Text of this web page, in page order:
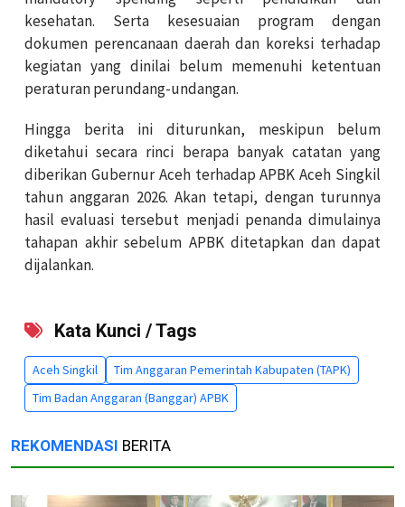
kesehatan. Serta kesesuaian program dengan
dokumen perencanaan daerah dan koreksi terhadap
kegiatan yang dinilai belum memenuhi ketentuan
peraturan perundang-undangan.
Hingga berita ini diturunkan, meskipun belum
diketahui secara rinci berapa banyak catatan yang
diberikan Gubernur Aceh terhadap APBK Aceh Singkil
tahun anggaran 2026. Akan tetapi, dengan turunnya
hasil evaluasi tersebut menjadi penanda dimulainya
tahapan akhir sebelum APBK ditetapkan dan dapat
dijalankan.
Kata Kunci / Tags
Aceh Singkil
Tim Anggaran Pemerintah Kabupaten (TAPK)
Tim Badan Anggaran (Banggar) APBK
REKOMENDASI BERITA